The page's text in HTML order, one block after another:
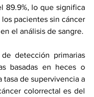
89.9%, lo que significa
pacientes sin cáncer
el análisis de sangre.
detección primarias
basadas en heces o
tasa de supervivencia a
colorrectal es del